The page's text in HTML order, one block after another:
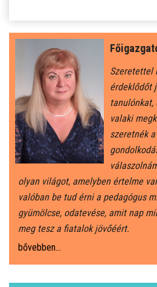
TANULÓINKNAK
ÁLTALÁNOS
SZÜLŐKNEK
PEDAGÓGUSOK
ÉTKEZÉS
KORONAVÍRUS
Szeretettel
érdeklődőt
tanulónkat,
valaki
szeretnék
olyan világot, amelyben értelme
valóban be tud érni a pedagógus
gyümölcse, odatevése, amit nap
meg tesz a fiatalok jövőéért.
bővebben...